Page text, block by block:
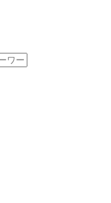
る土木構造物に関する建設
に隣接する広大な敷地に立
の港湾設備や、燃料タンク
設備などその種類は多種多
トンネルの掘削、さらには
。このように土木エンジニ
活躍しています。
ることができるのは、土